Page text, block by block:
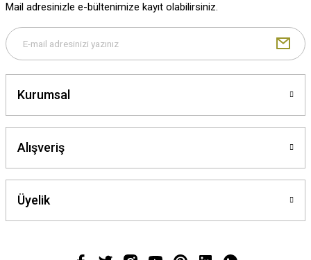
Mail adresinizle e-bültenimize kayıt olabilirsiniz.
Kurumsal
Alışveriş
Üyelik